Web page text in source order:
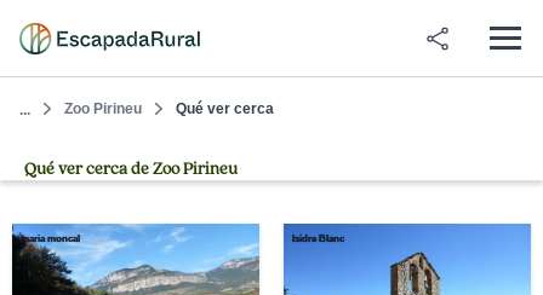
... Zoo Pirineu Qué ver cerca
Qué ver cerca de Zoo Pirineu
maria moncal Isidre Blanc